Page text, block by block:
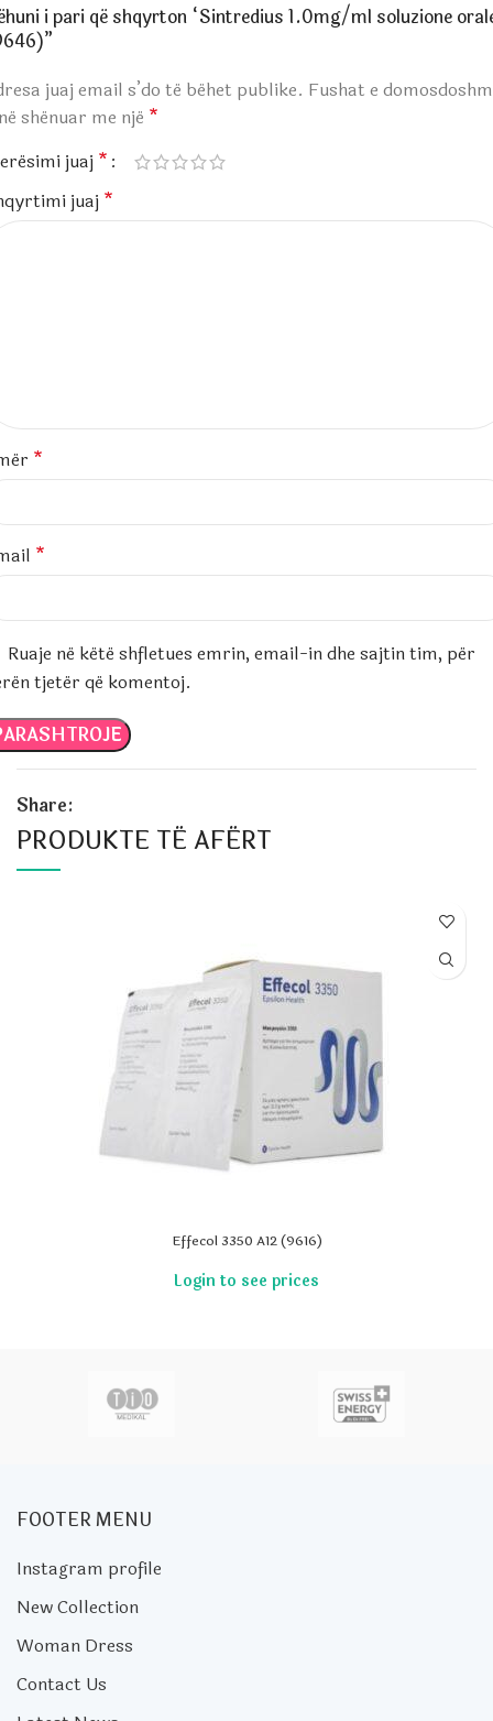
i pari që shqyrton “Sintredius 1.0mg/ml soluzione
juaj email s’do të bëhet publike. Fushat e
shënuar me një *
juaj *
juaj *
*
*
Ruaje në këtë shfletues emrin, email-in dhe sajtin tim, për
tjetër që komentoj.
Share:
PRODUKTE TË AFËRT
Effecol 3350 A12 (9616)
FOOTER MENU
Instagram profile
New Collection
Woman Dress
Contact Us